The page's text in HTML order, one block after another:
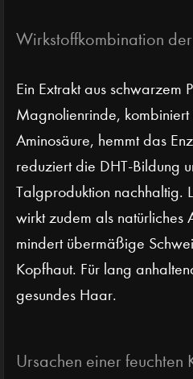
Wirkstoffkombination
Ein Extrakt aus schwarzem
Magnolienrinde, kombiniert
Aminosäure, hemmt das
reduziert die DHT-Bildung
Talgproduktion nachhaltig.
wirkt zudem als natürliches
mindert übermäßige
Kopfhaut. Für lang
gesundes Haar.
Ursachen einer feuchten